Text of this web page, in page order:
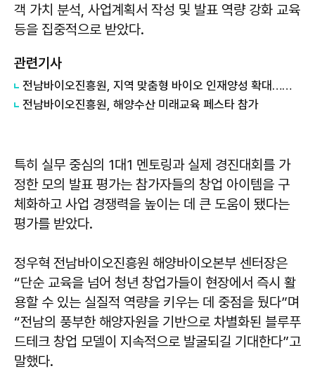
객 가치 분석, 사업계획서 작성 및 발표 역량 강화 교육
등을 집중적으로 받았다.
관련기사
전남바이오진흥원, 지역 맞춤형 바이오 인재양성 확대…하계 교육 본격 운영
전남바이오진흥원, 해양수산 미래교육 페스타 참가
특히 실무 중심의 1대1 멘토링과 실제 경진대회를 가
정한 모의 발표 평가는 참가자들의 창업 아이템을 구
체화하고 사업 경쟁력을 높이는 데 큰 도움이 됐다는
평가를 받았다.
정우혁 전남바이오진흥원 해양바이오본부 센터장은
“단순 교육을 넘어 청년 창업가들이 현장에서 즉시 활
용할 수 있는 실질적 역량을 키우는 데 중점을 뒀다”며
“전남의 풍부한 해양자원을 기반으로 차별화된 블루푸
드테크 창업 모델이 지속적으로 발굴되길 기대한다”고
말했다.